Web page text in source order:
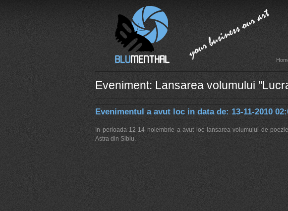
Eveniment: Lansarea volumului
Evenimentul a avut loc in data de: 13-11-2010
In perioada 12-14 noiembrie a avut loc lansarea volumului de
Astra din Sibiu.